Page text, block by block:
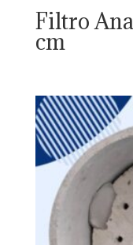
Filtro
cm